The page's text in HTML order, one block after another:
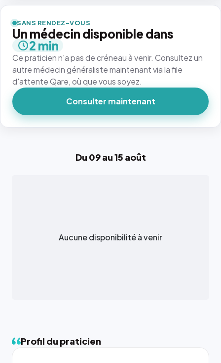
Du 09 au 15 août
Aucune disponibilité à venir
Profil du praticien
SANS RENDEZ-VOUS
Un médecin disponible dans
2 min
Ce praticien n'a pas de créneau à venir. Consultez un
autre médecin généraliste maintenant via la file
d'attente Qare, où que vous soyez.
Consulter maintenant